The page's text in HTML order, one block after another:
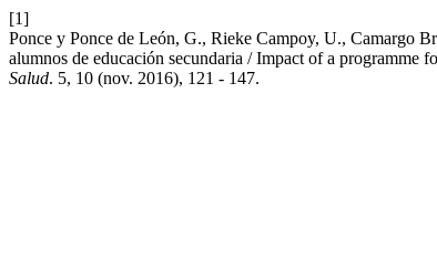
[1]
Ponce y Ponce de León, G., Rieke Campoy, U., Camargo
alumnos de educación secundaria / Impact of a programme
Salud. 5, 10 (nov. 2016), 121 - 147.